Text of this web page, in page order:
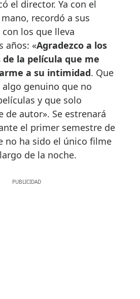
el director. Ya con el
recordó a sus
los que lleva
años: «Agradezco a los
la película que me
a su intimidad. Que
algo genuino que no
y que solo
de autor». Se estrenará
el primer semestre de
no ha sido el único filme
de la noche.